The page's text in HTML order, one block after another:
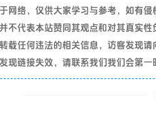
网络，仅供大家学习与参考，如有侵
不代表本站赞同其观点和对其真实性
载任何违法的相关信息，访客发现请
现链接失效，请联系我们我们会第一